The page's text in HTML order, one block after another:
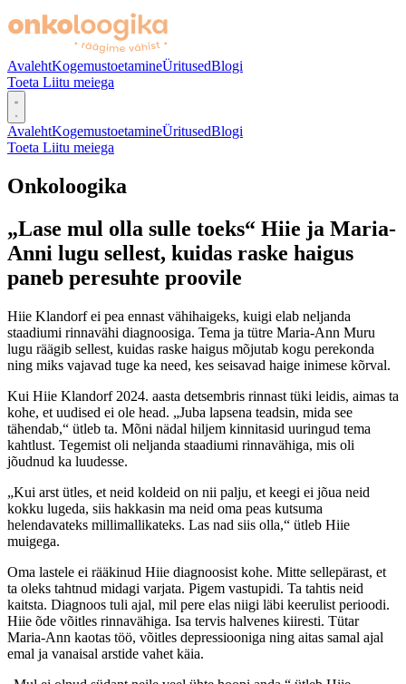
AvalehtKogemustoetamineÜritusedBlogi
Toeta Liitu meiega
AvalehtKogemustoetamineÜritusedBlogi
Toeta Liitu meiega
Onkoloogika
„Lase mul olla sulle toeks“ Hiie ja Maria-
Anni lugu sellest, kuidas raske haigus
paneb peresuhte proovile
Hiie Klandorf ei pea ennast vähihaigeks, kuigi elab neljanda
staadiumi rinnavähi diagnoosiga. Tema ja tütre Maria-Ann Muru
lugu räägib sellest, kuidas raske haigus mõjutab kogu perekonda
ning miks vajavad tuge ka need, kes seisavad haige inimese kõrval.
Kui Hiie Klandorf 2024. aasta detsembris rinnast tüki leidis, aimas ta
kohe, et uudised ei ole head. „Juba lapsena teadsin, mida see
tähendab,“ ütleb ta. Mõni nädal hiljem kinnitasid uuringud tema
kahtlust. Tegemist oli neljanda staadiumi rinnavähiga, mis oli
jõudnud ka luudesse.
„Kui arst ütles, et neid koldeid on nii palju, et keegi ei jõua neid
kokku lugeda, siis hakkasin ma neid oma peas kutsuma
helendavateks millimallikateks. Las nad siis olla,“ ütleb Hiie
muigega.
Oma lastele ei rääkinud Hiie diagnoosist kohe. Mitte sellepärast, et
ta oleks tahtnud midagi varjata. Pigem vastupidi. Ta tahtis neid
kaitsta. Diagnoos tuli ajal, mil pere elas niigi läbi keerulist perioodi.
Hiie õde võitles rinnavähiga. Isa tervis halvenes kiiresti. Tütar
Maria-Ann kaotas töö, võitles depressiooniga ning aitas samal ajal
emal ja vanaisal arstide vahet käia.